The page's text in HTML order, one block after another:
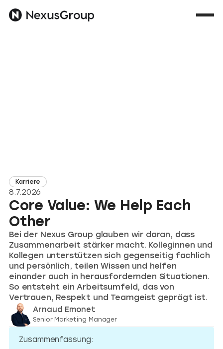
Karriere
8.7.2026
Core Value: We Help Each
Other
Bei der Nexus Group glauben wir daran, dass
Zusammenarbeit stärker macht. Kolleginnen und
Kollegen unterstützen sich gegenseitig fachlich
und persönlich, teilen Wissen und helfen
einander auch in herausfordernden Situationen.
So entsteht ein Arbeitsumfeld, das von
Vertrauen, Respekt und Teamgeist geprägt ist.
Arnaud Emonet
Senior Marketing Manager
Zusammenfassung: